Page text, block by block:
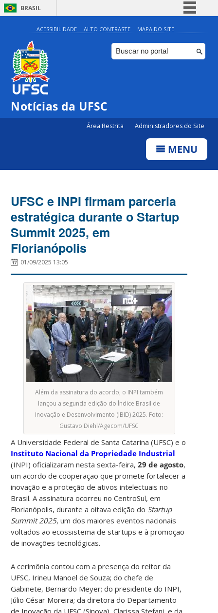
BRASIL
Simplifique!
Comunica BR
Participe
ACESSIBILIDADE ALTO CONTRASTE MAPA DO SITE
Notícias da UFSC
Área Restrita Administradores do Site
MENU
UFSC e INPI firmam parceria
estratégica durante o Startup
Summit 2025, em
Florianópolis
01/09/2025 13:05
Além da assinatura do acordo, o INPI também
lançou a segunda edição do Índice Brasil de
Inovação e Desenvolvimento (IBID) 2025. Foto:
Gustavo Diehl/Agecom/UFSC
A Universidade Federal de Santa Catarina (UFSC) e o
Instituto Nacional da Propriedade Industrial
(INPI) oficializaram nesta sexta-feira,29 de agosto,
um acordo de cooperação que promete fortalecer a
inovação e a proteção de ativos intelectuais no
Brasil. A assinatura ocorreu no CentroSul, em
Florianópolis, durante a oitava edição do Startup
Summit 2025, um dos maiores eventos nacionais
voltados ao ecossistema de startups e à promoção
de inovações tecnológicas.
A cerimônia contou com a presença do reitor da
UFSC, Irineu Manoel de Souza; do chefe de
Gabinete, Bernardo Meyer; do presidente do INPI,
Júlio César Moreira; da diretora do Departamento
de Inovação da UFSC (Sinova), Clarissa Stefani, e da